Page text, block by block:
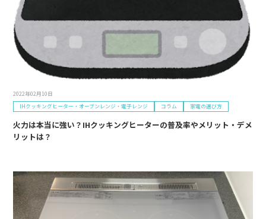
2022年02月10日
IHクッキングヒーター・オーブンレンジ・電子レンジ
コラム 家電の選び方
火力は本当に強い？IHクッキングヒーターの普及率やメリット・デメ
リットは？